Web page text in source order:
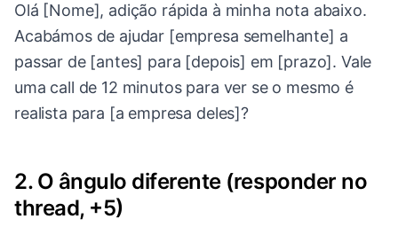
Olá [Nome], adição rápida à minha nota abaixo.
Acabámos de ajudar [empresa semelhante] a
passar de [antes] para [depois] em [prazo]. Vale
uma call de 12 minutos para ver se o mesmo é
realista para [a empresa deles]?
2. O ângulo diferente (responder no
thread, +5)